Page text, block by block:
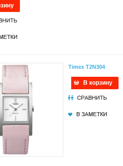
Timex T2N304
В корзину